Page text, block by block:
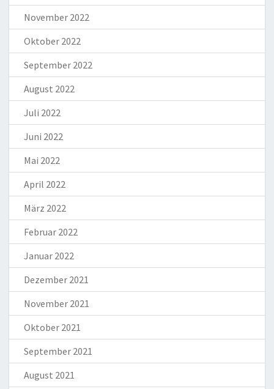
November 2022
Oktober 2022
September 2022
August 2022
Juli 2022
Juni 2022
Mai 2022
April 2022
März 2022
Februar 2022
Januar 2022
Dezember 2021
November 2021
Oktober 2021
September 2021
August 2021